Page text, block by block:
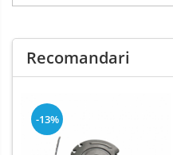
Recomandari
-13%